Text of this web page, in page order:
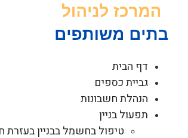
דף הבית
גביית כספים
הנהלת חשבונות
תפעול בניין
טיפול בחשמל בבניין בעזרת